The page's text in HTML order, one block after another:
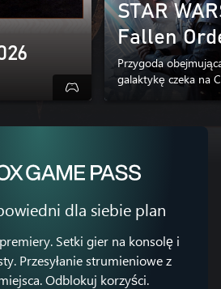
STAR
Fallen
Przygoda
galaktykę czeka na
dla siebie plan
Setki gier na konsolę i
Przesyłanie strumieniowe z
Odblokuj korzyści.